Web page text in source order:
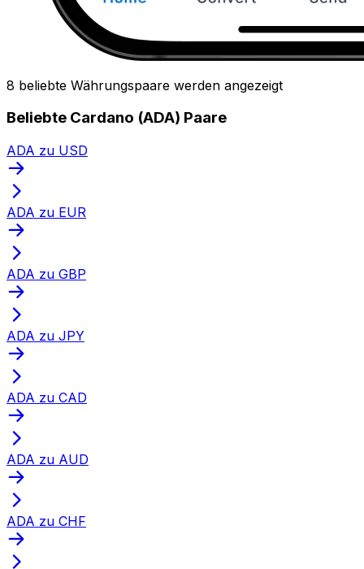
8 beliebte Währungspaare werden angezeigt
Beliebte Cardano (ADA) Paare
ADA zu USD
ADA zu EUR
ADA zu GBP
ADA zu JPY
ADA zu CAD
ADA zu AUD
ADA zu CHF